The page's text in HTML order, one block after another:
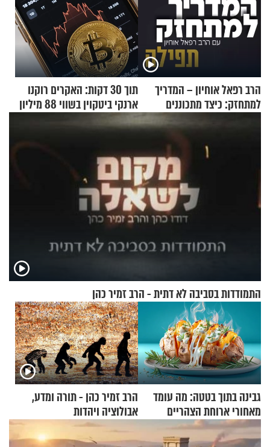
הרב רפאל אוחיון – המדריך
למתחזק: כיצד מתכוננים
תוך 30 דקות: האקרים רוקנו
ארנקי ביטקוין בשווי 88 מיליון
דולר
התמודדות בסביבה לא דתית - הרב זמיר כהן
גבינה בתוך בטטה: מה עומד
מאחורי ארוחת הצהריים
שכבשה את הרשת?
הרב זמיר כהן - תורה ומדע,
אבולוציה ויהדות